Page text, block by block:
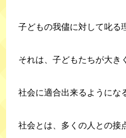
子どもの我儘に対して叱る
それは、子どもたちが大き
社会に適合出来るようにな
社会とは、多くの人との接